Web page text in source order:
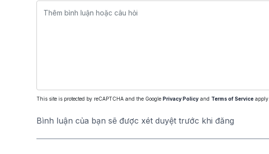
This site is protected by reCAPTCHA and the Google Privacy Policy and Terms of Service apply.
Bình luận của bạn sẽ được xét duyệt trước khi đăng